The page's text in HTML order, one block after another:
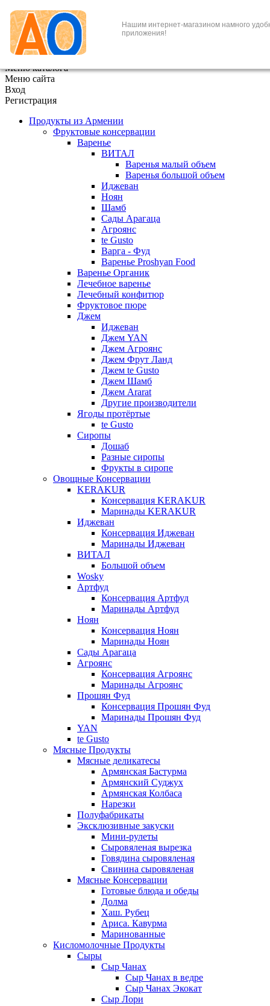
Нашим интернет-магазином намного
приложения!
+7 (495) 646-888-1
В корзине 0
товаров
Меню каталога
Меню сайта
Вход
Регистрация
Продукты из Армении
Фруктовые консервации
Варенье
ВИТАЛ
Варенья малый объем
Варенья большой объем
Иджеван
Ноян
Шамб
Сады Арагаца
Агроянс
te Gusto
Варга - Фуд
Варенье Proshyan Food
Варенье Органик
Лечебное варенье
Лечебный конфитюр
Фруктовое пюре
Джем
Иджеван
Джем YAN
Джем Агроянс
Джем Фрут Ланд
Джем te Gusto
Джем Шамб
Джем Ararat
Другие производители
Ягоды протёртые
te Gusto
Сиропы
Дошаб
Разные сиропы
Фрукты в сиропе
Овощные Консервации
KERAKUR
Консервация KERAKUR
Маринады KERAKUR
Иджеван
Консервация Иджеван
Маринады Иджеван
ВИТАЛ
Большой объем
Wosky
Артфуд
Консервация Артфуд
Маринады Артфуд
Ноян
Консервация Ноян
Маринады Ноян
Сады Арагаца
Агроянс
Консервация Агроянс
Маринады Агроянс
Прошян Фуд
Консервация Прошян Фуд
Маринады Прошян Фуд
YAN
te Gusto
Мясные Продукты
Мясные деликатесы
Армянская Бастурма
Армянский Суджух
Армянская Колбаса
Нарезки
Полуфабрикаты
Эксклюзивные закуски
Мини-рулеты
Сыровяленая вырезка
Говядина сыровяленая
Свинина сыровяленая
Мясные Консервации
Готовые блюда и обеды
Долма
Хаш. Рубец
Ариса. Кавурма
Маринованные
Кисломолочные Продукты
Сыры
Сыр Чанах
Сыр Чанах в ведре
Сыр Чанах Экокат
Сыр Лори